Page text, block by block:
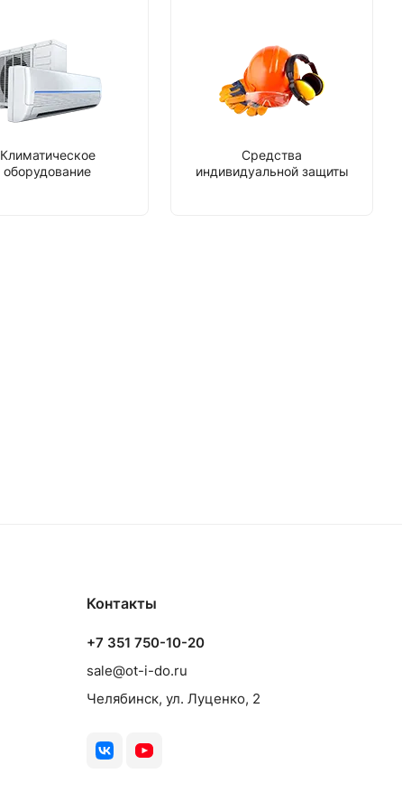
Климатическое
оборудование
Средства
индивидуальной защиты
Контакты
+7 351 750-10-20
sale@ot-i-do.ru
Челябинск, ул. Луценко, 2